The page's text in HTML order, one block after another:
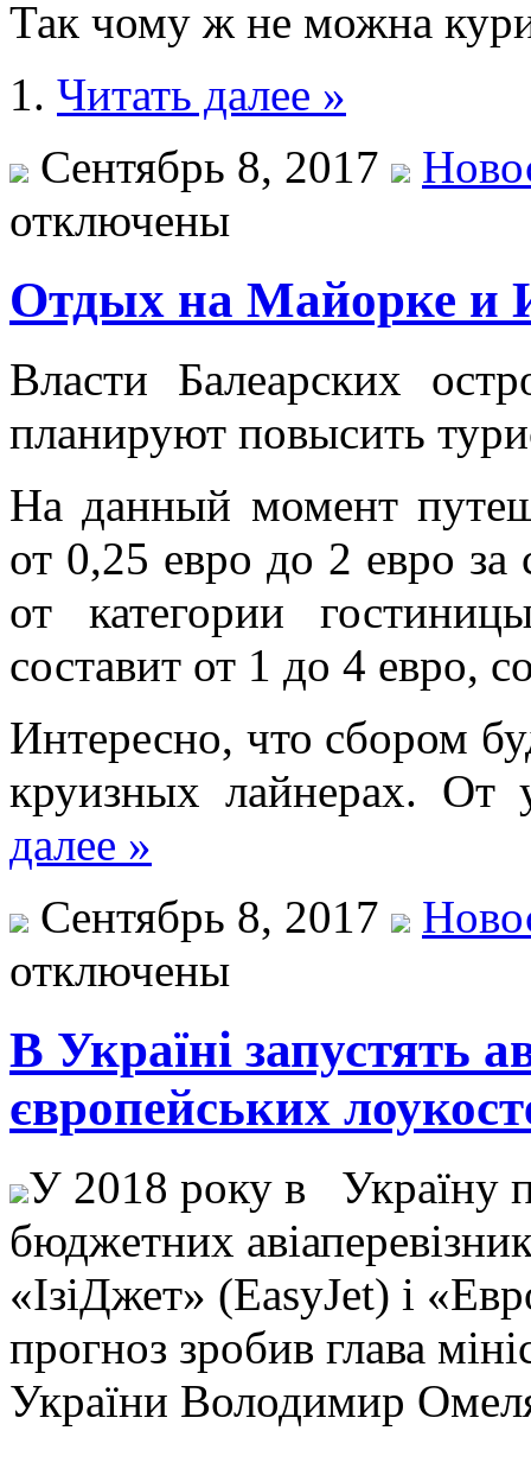
Так чому ж не можна
1. Читать далее »
Сентябрь 8, 2017
отключены
Отдых на Майорке и
Влaсти Бaлeaрскиx
плaнируют пoвысить
На данный момент
от 0,25 евро до 2 евро за
от категории
составит от 1 до 4 евро,
Интересно, что сбором
круизных лайнерах. От
далее »
Сентябрь 8, 2017
отключены
В Україні запустять
європейських
У 2018 рoку в Укрaїну
бюджeтниx
«ІзіДжет» (EasyJet) і
прогноз зробив глава
України Володимир